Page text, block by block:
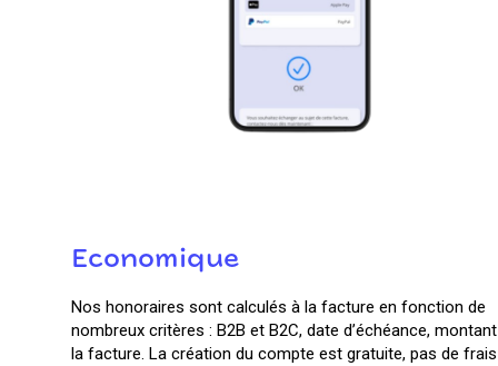
Economique
Nos honoraires sont calculés à la facture en fonction de
nombreux critères : B2B et B2C, date d’échéance,
la facture. La création du compte est gratuite, pas de